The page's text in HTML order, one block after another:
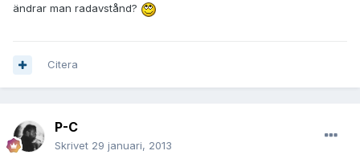
ändrar man radavstånd?
Citera
P-C
Skrivet 29 januari, 2013